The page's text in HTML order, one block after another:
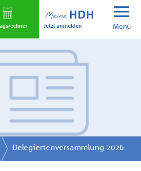
Jetzt anmelden Menü
Delegiertenversammlung 2026